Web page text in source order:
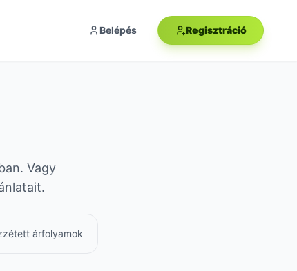
Belépés Regisztráció
Vagy
árfolyamok